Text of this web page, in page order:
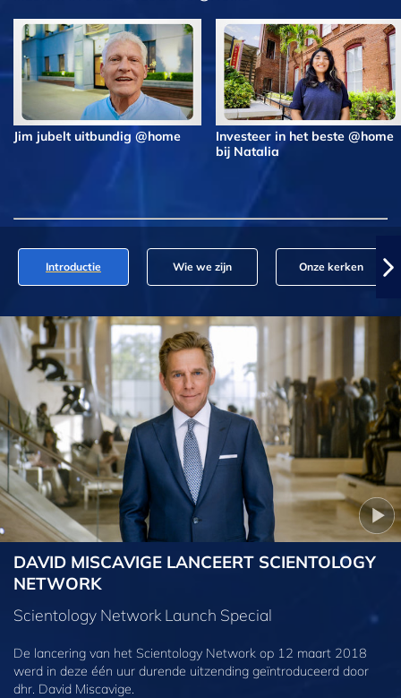
Jim jubelt uitbundig @home
Investeer in het beste @home
bij Natalia
Introductie Wie we zijn Onze kerken
DAVID MISCAVIGE LANCEERT SCIENTOLOGY
NETWORK
Scientology Network Launch Special
De lancering van het Scientology Network op 12 maart 2018
werd in deze één uur durende uitzending geïntroduceerd door
dhr. David Miscavige.